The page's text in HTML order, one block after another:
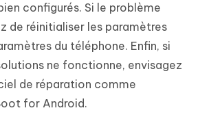
configurés. Si le problème
de réinitialiser les paramètres
du téléphone. Enfin, si
ne fonctionne, envisagez
de réparation comme
for Android.